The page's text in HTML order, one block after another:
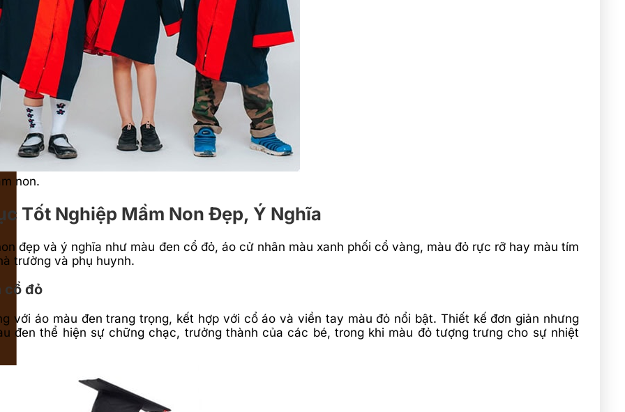
non.
Tốt Nghiệp Mầm Non Đẹp, Ý Nghĩa
đẹp và ý nghĩa như màu đen cổ đỏ, áo cử nhân màu xanh phối cổ vàng, màu đỏ rực rỡ hay màu tím
trường và phụ huynh.
cổ đỏ
với áo màu đen trang trọng, kết hợp với cổ áo và viền tay màu đỏ nổi bật. Thiết kế đơn giản nhưng
đen thể hiện sự chững chạc, trưởng thành của các bé, trong khi màu đỏ tượng trưng cho sự nhiệt